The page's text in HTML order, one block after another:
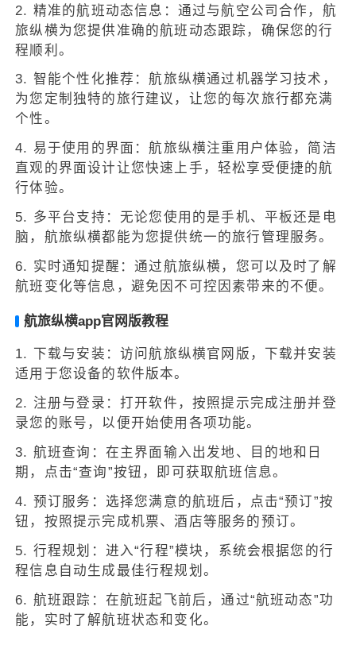
2. 精准的航班动态信息：通过与航空公司合作，航
旅纵横为您提供准确的航班动态跟踪，确保您的行
程顺利。
3. 智能个性化推荐：航旅纵横通过机器学习技术，
为您定制独特的旅行建议，让您的每次旅行都充满
个性。
4. 易于使用的界面：航旅纵横注重用户体验，简洁
直观的界面设计让您快速上手，轻松享受便捷的航
行体验。
5. 多平台支持：无论您使用的是手机、平板还是电
脑，航旅纵横都能为您提供统一的旅行管理服务。
6. 实时通知提醒：通过航旅纵横，您可以及时了解
航班变化等信息，避免因不可控因素带来的不便。
航旅纵横app官网版教程
1. 下载与安装：访问航旅纵横官网版，下载并安装
适用于您设备的软件版本。
2. 注册与登录：打开软件，按照提示完成注册并登
录您的账号，以便开始使用各项功能。
3. 航班查询：在主界面输入出发地、目的地和日
期，点击“查询”按钮，即可获取航班信息。
4. 预订服务：选择您满意的航班后，点击“预订”按
钮，按照提示完成机票、酒店等服务的预订。
5. 行程规划：进入“行程”模块，系统会根据您的行
程信息自动生成最佳行程规划。
6. 航班跟踪：在航班起飞前后，通过“航班动态”功
能，实时了解航班状态和变化。